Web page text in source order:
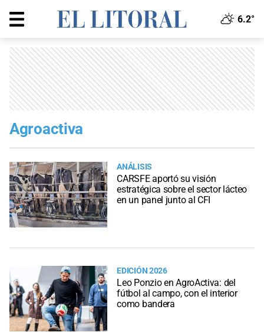
6.2°
Agroactiva
ANÁLISIS
CARSFE aportó su visión
estratégica sobre el sector lácteo
en un panel junto al CFI
EDICIÓN 2026
Leo Ponzio en AgroActiva: del
fútbol al campo, con el interior
como bandera